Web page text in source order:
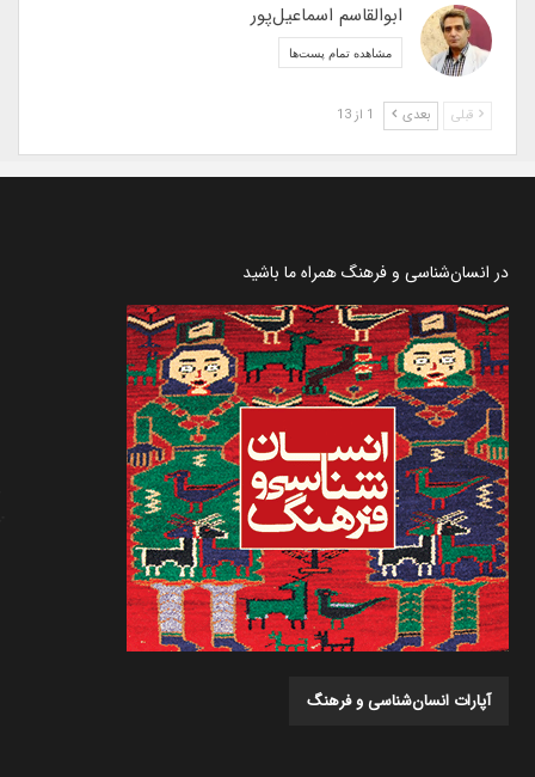
ابوالقاسم اسماعیل‌پور
مشاهده تمام پست‌ها
قبلی بعدی
در انسان‌شناسی و فرهنگ همراه ما باشید
آپارات انسان‌شناسی و فرهنگ